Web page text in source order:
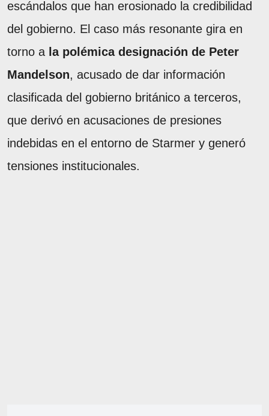
escándalos que han erosionado la credibilidad
del gobierno. El caso más resonante gira en
torno a la polémica designación de Peter
Mandelson, acusado de dar información
clasificada del gobierno británico a terceros,
que derivó en acusaciones de presiones
indebidas en el entorno de Starmer y generó
tensiones institucionales.